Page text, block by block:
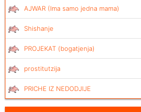
AJWAR (Ima samo jedna mama)
Shishanje
PROJEKAT (bogatjenja)
prostitutzija
PRICHE IZ NEDODJIJE